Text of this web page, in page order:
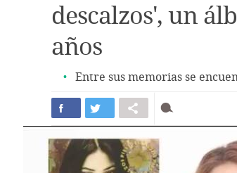
descalzos', un
años
Entre sus memorias se